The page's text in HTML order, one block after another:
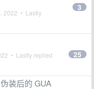
2022 • Lastly
3
• Lastly replied
25
装后的 GUA